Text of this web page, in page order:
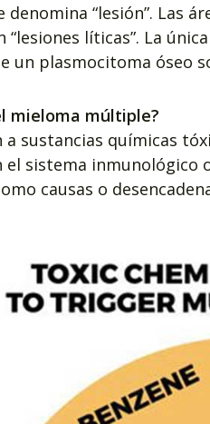
denomina “lesión”. Las
“lesiones líticas”. La
un plasmocitoma óseo
mieloma múltiple?
a sustancias químicas
sistema inmunológico
causas o